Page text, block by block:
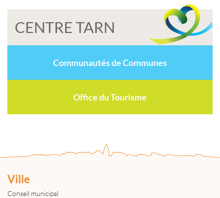
CENTRE TARN
Communautés de Communes
Office du Tourisme
Ville
Conseil municipal